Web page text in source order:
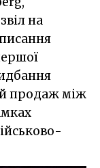
на
продаж між